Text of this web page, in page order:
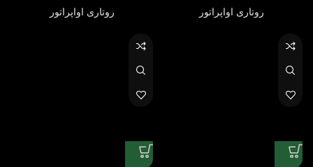
روتاری اواپراتور روتاری اواپراتور